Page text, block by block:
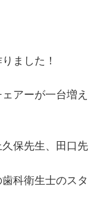
ました！
アーが一台増え
保先生、田口先
科衛生士のスタ